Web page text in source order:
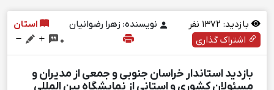
بازدید: نفر نویسنده: زهرا رضوانیان
استان
اشتراک گذاری
0
بازدید استاندار خراسان جنوبی و جمعی از مدیران و
مسئولان کشوری و استانی از نمایشگاه بین المللی